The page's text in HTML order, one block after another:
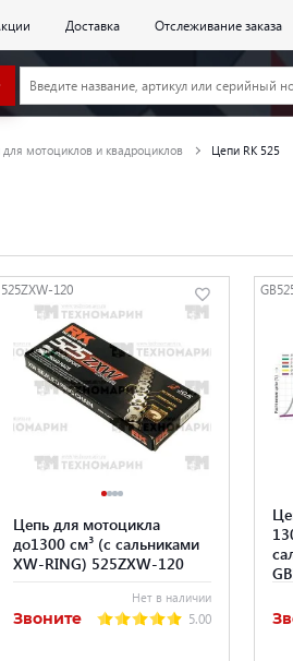
Доставка Отслеживание заказа
мотоциклов и квадроциклов Цепи RK 525
525ZXW-120
Цепь для мотоцикла
до1300 см³ (с сальниками
XW-RING) 525ZXW-120
Нет в наличии
Звоните 5.00